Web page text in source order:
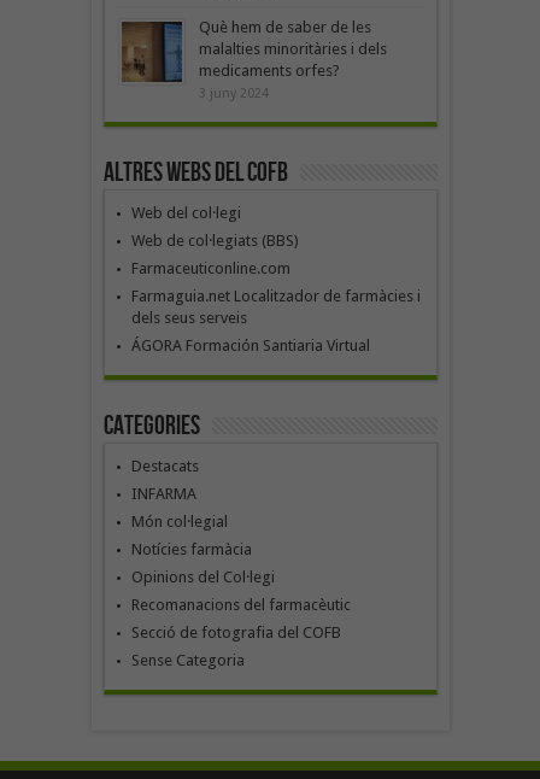
Què hem de saber de les
malalties minoritàries i dels
medicaments orfes?
3 juny 2024
Altres webs del COFB
Web del col·legi
Web de col·legiats (BBS)
Farmaceuticonline.com
Farmaguia.net Localitzador de farmàcies i
dels seus serveis
ÁGORA Formación Santiaria Virtual
Categories
Destacats
INFARMA
Món col·legial
Notícies farmàcia
Opinions del Col·legi
Recomanacions del farmacèutic
Secció de fotografia del COFB
Sense Categoria